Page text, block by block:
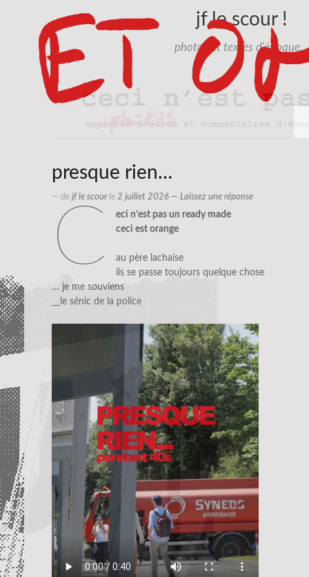
jf le scour !
photos et textes d'époque…
presque rien…
— de jf le scourle 2 juillet 2026 — Laissez une réponse
c
eci n’est pas un ready made
ceci est orange
au père lachaise
ils se passe toujours quelque chose
… je me souviens
__le sénic de la police